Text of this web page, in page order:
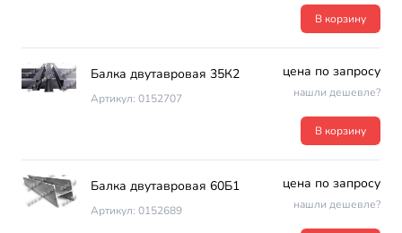
В корзину
Балка двутавровая 35К2
Артикул: 0152707
цена по запросу
нашли дешевле?
В корзину
Балка двутавровая 60Б1
Артикул: 0152689
цена по запросу
нашли дешевле?